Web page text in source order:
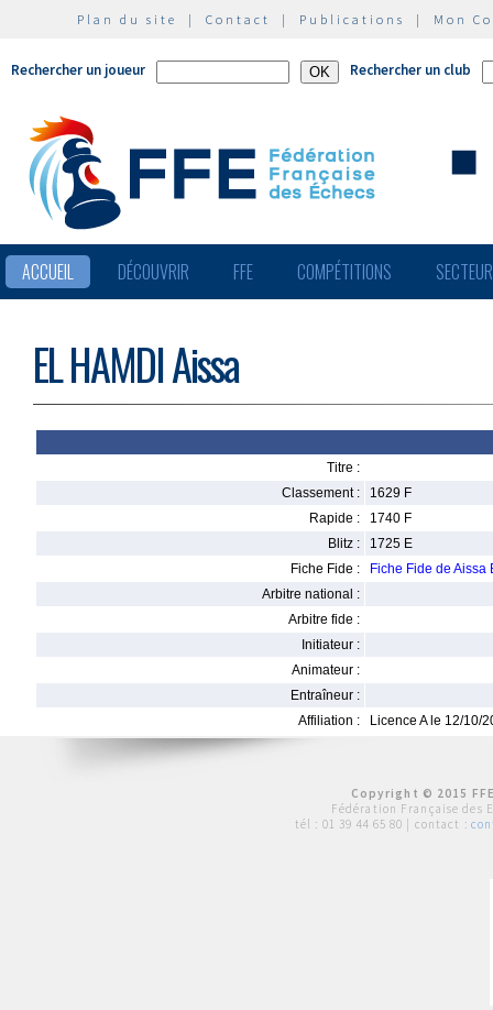
Plan du site | Contact | Publications | Mon
Rechercher un joueur Rechercher un club
ACCUEIL DÉCOUVRIR FFE COMPÉTITIONS
EL HAMDI Aissa
Titre :
Classement :
1629 F
Rapide :
1740 F
Blitz :
1725 E
Fiche Fide :
Fiche Fide de Aissa
Arbitre national :
Arbitre fide :
Initiateur :
Animateur :
Entraîneur :
Affiliation :
Licence A le 12/10/
Copyright © 2015
Fédération Française des
tél : 01 39 44 65 80 | contact :